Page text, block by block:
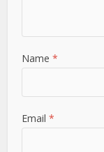
Name*
Email*